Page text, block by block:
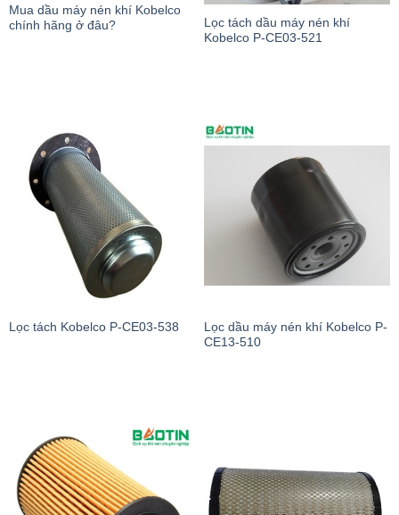
Mua dầu máy nén khí Kobelco
chính hãng ở đâu?
Lọc tách dầu máy nén khí
Kobelco P-CE03-521
Lọc tách Kobelco P-CE03-538
Lọc dầu máy nén khí Kobelco P-
CE13-510